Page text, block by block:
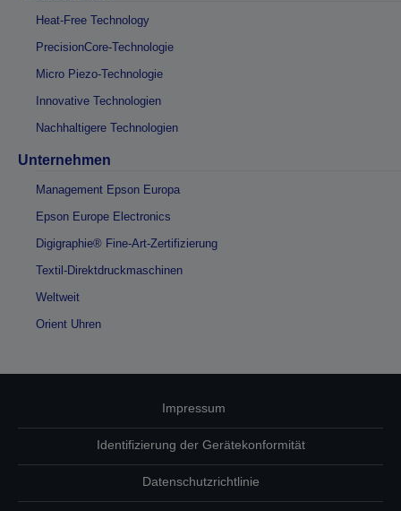
Heat-Free Technology
PrecisionCore-Technologie
Micro Piezo-Technologie
Innovative Technologien
Nachhaltigere Technologien
Unternehmen
Management Epson Europa
Epson Europe Electronics
Digigraphie® Fine-Art-Zertifizierung
Textil-Direktdruckmaschinen
Weltweit
Orient Uhren
Impressum
Identifizierung der Gerätekonformität
Datenschutzrichtlinie